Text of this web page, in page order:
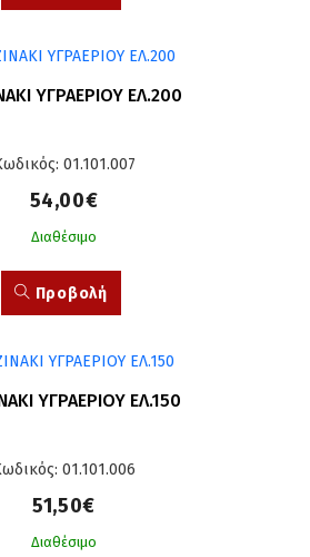
ΥΓΡΑΕΡΙΟΥ ΕΛ.200
01.101.007
54,00€
Διαθέσιμο
Προβολή
ΥΓΡΑΕΡΙΟΥ ΕΛ.150
01.101.006
51,50€
Διαθέσιμο